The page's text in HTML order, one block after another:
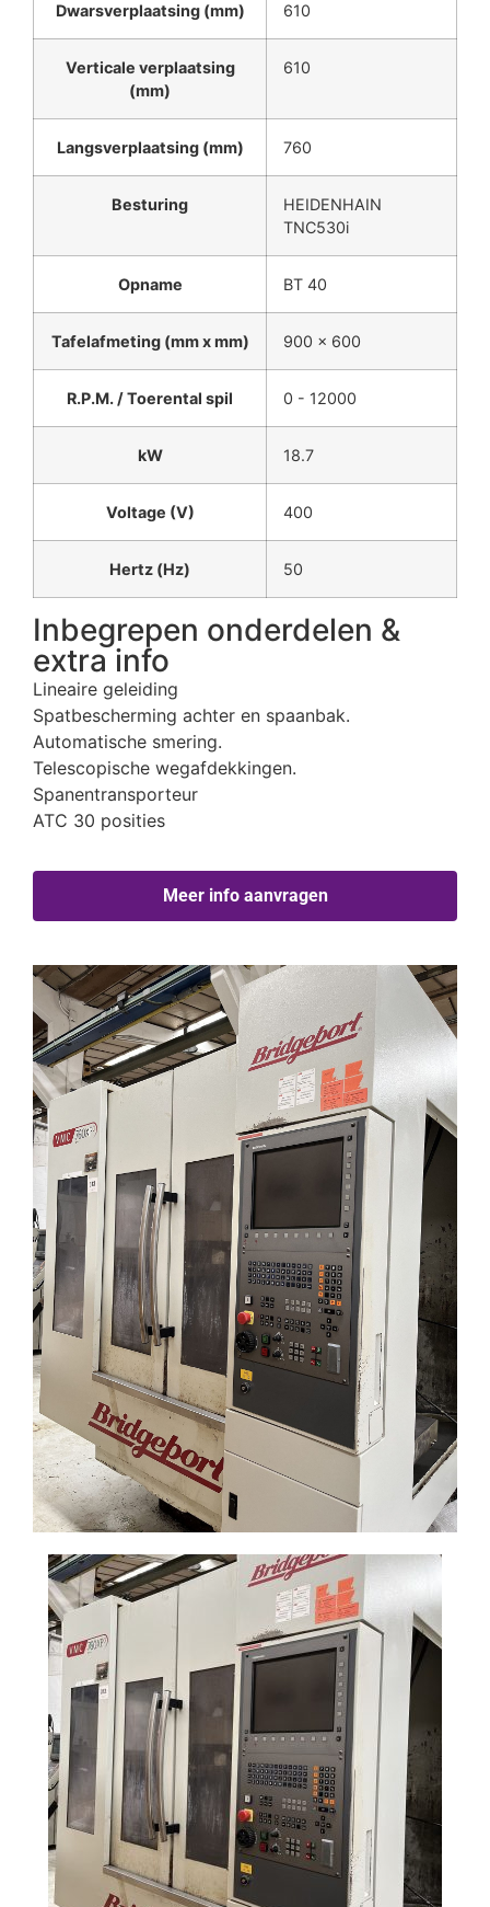
Dwarsverplaatsing (mm) 610
Verticale verplaatsing
(mm)
610
Langsverplaatsing (mm) 760
Besturing
HEIDENHAIN
TNC530i
Opname BT 40
Tafelafmeting (mm x mm) 900 x 600
R.P.M. / Toerental spil 0 - 12000
kW 18.7
Voltage (V) 400
Hertz (Hz) 50
Inbegrepen onderdelen &
extra info
Lineaire geleiding
Spatbescherming achter en spaanbak.
Automatische smering.
Telescopische wegafdekkingen.
Spanentransporteur
ATC 30 posities
Meer info aanvragen